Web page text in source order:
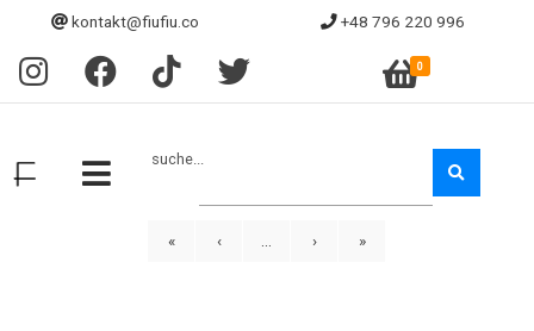
kontakt@fiufiu.co +48 796 220 996
0
suche...
« ‹ › »